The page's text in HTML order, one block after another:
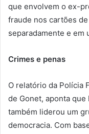
que envolvem o ex-
fraude nos cartões
separadamente e em
Crimes e penas
O relatório da Polícia
de Gonet, aponta
também liderou um
democracia. Com